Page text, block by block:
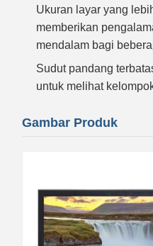
Ukuran layar yang
memberikan
mendalam bagi
Sudut pandang
untuk melihat
Gambar Produk